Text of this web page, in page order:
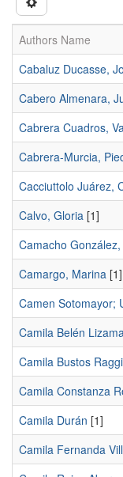
Authors Name
Cabaluz Ducasse,
Cabero Almenara,
Cabrera Cuadros,
Cabrera-Murcia,
Cacciuttolo Juárez,
Calvo, Gloria [1]
Camacho
Camargo, Marina [1]
Camen Sotomayor;
Camila Belén
Camila Bustos Raggi
Camila Constanza
Camila Durán [1]
Camila Fernanda